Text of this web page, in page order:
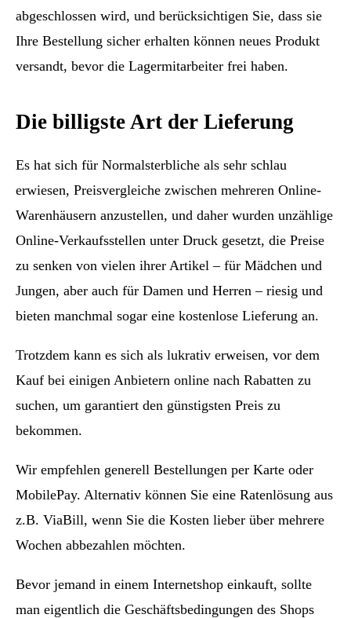
abgeschlossen wird, und berücksichtigen Sie, dass sie
Ihre Bestellung sicher erhalten können neues Produkt
versandt, bevor die Lagermitarbeiter frei haben.
Die billigste Art der Lieferung
Es hat sich für Normalsterbliche als sehr schlau
erwiesen, Preisvergleiche zwischen mehreren Online-
Warenhäusern anzustellen, und daher wurden unzählige
Online-Verkaufsstellen unter Druck gesetzt, die Preise
zu senken von vielen ihrer Artikel – für Mädchen und
Jungen, aber auch für Damen und Herren – riesig und
bieten manchmal sogar eine kostenlose Lieferung an.
Trotzdem kann es sich als lukrativ erweisen, vor dem
Kauf bei einigen Anbietern online nach Rabatten zu
suchen, um garantiert den günstigsten Preis zu
bekommen.
Wir empfehlen generell Bestellungen per Karte oder
MobilePay. Alternativ können Sie eine Ratenlösung aus
z.B. ViaBill, wenn Sie die Kosten lieber über mehrere
Wochen abbezahlen möchten.
Bevor jemand in einem Internetshop einkauft, sollte
man eigentlich die Geschäftsbedingungen des Shops